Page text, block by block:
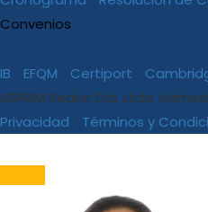
Convenios
IB EFQM Certiport
UEPRIM Seduc Cia. Ltda.
Privacidad
Términos y